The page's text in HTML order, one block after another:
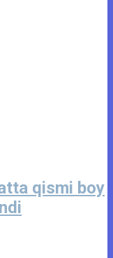
qismi boy